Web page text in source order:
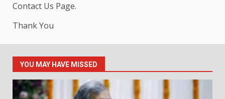
Contact Us Page.
Thank You
YOU MAY HAVE MISSED